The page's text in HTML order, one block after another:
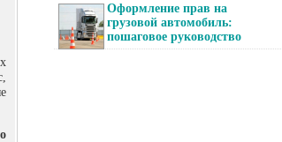
Оформление прав на
грузовой автомобиль:
пошаговое руководство